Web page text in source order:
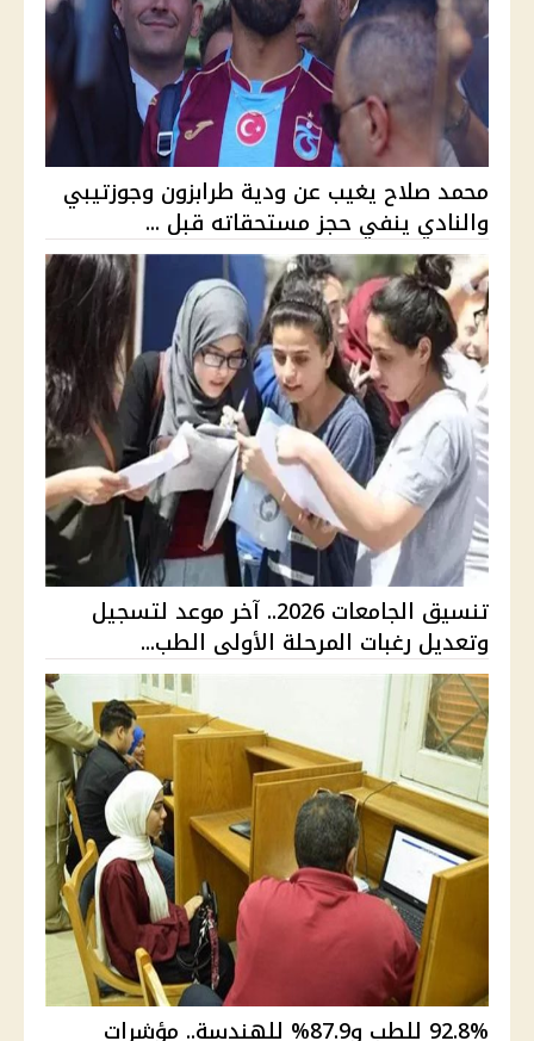
محمد صلاح يغيب عن ودية طرابزون وجوزتيبي
والنادي ينفي حجز مستحقاته قبل ...
تنسيق الجامعات 2026.. آخر موعد لتسجيل
وتعديل رغبات المرحلة الأولى الطب...
92.8% للطب و87.9% للهندسة.. مؤشرات